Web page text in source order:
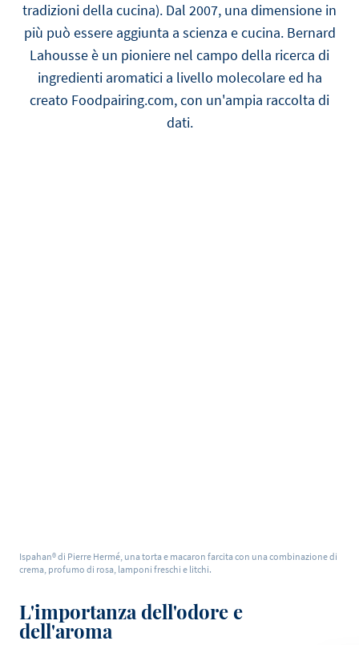
tradizioni della cucina). Dal 2007, una dimensione in
più può essere aggiunta a scienza e cucina. Bernard
Lahousse è un pioniere nel campo della ricerca di
ingredienti aromatici a livello molecolare ed ha
creato Foodpairing.com, con un'ampia raccolta di
dati.
Ispahan® di Pierre Hermé, una torta e macaron farcita con una combinazione di
crema, profumo di rosa, lamponi freschi e litchi.
L'importanza dell'odore e
dell'aroma